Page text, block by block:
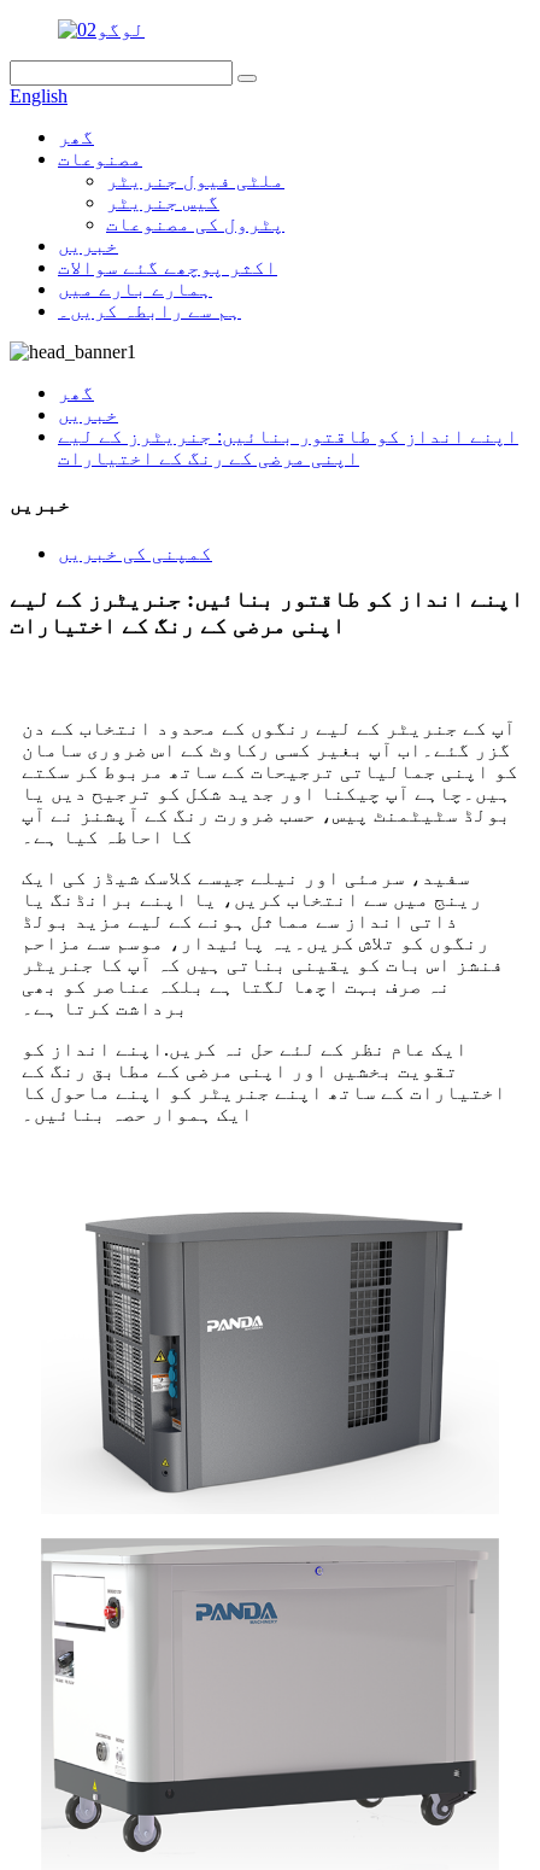
English
گھر
مصنوعات
ملٹی فیول جنریٹر
گیس جنریٹر
پٹرول کی مصنوعات
خبریں
اکثر پوچھے گئے سوالات
ہمارے بارے میں
ہم سے رابطہ کریں۔
گھر
خبریں
اپنے انداز کو طاقتور بنائیں: جنریٹرز کے لیے
اپنی مرضی کے رنگ کے اختیارات
خبریں
کمپنی کی خبریں
اپنے انداز کو طاقتور بنائیں: جنریٹرز کے لیے
اپنی مرضی کے رنگ کے اختیارات
آپ کے جنریٹر کے لیے رنگوں کے محدود انتخاب کے دن
گزر گئے۔اب آپ بغیر کسی رکاوٹ کے اس ضروری سامان
کو اپنی جمالیاتی ترجیحات کے ساتھ مربوط کر سکتے
ہیں۔چاہے آپ چیکنا اور جدید شکل کو ترجیح دیں یا
بولڈ سٹیٹمنٹ پیس، حسب ضرورت رنگ کے آپشنز نے آپ
کا احاطہ کیا ہے۔
سفید، سرمئی اور نیلے جیسے کلاسک شیڈز کی ایک
رینج میں سے انتخاب کریں، یا اپنے برانڈنگ یا
ذاتی انداز سے مماثل ہونے کے لیے مزید بولڈ
رنگوں کو تلاش کریں۔یہ پائیدار، موسم سے مزاحم
فنشز اس بات کو یقینی بناتی ہیں کہ آپ کا جنریٹر
نہ صرف بہت اچھا لگتا ہے بلکہ عناصر کو بھی
برداشت کرتا ہے۔
ایک عام نظر کے لئے حل نہ کریں.اپنے انداز کو
تقویت بخشیں اور اپنی مرضی کے مطابق رنگ کے
اختیارات کے ساتھ اپنے جنریٹر کو اپنے ماحول کا
ایک ہموار حصہ بنائیں۔